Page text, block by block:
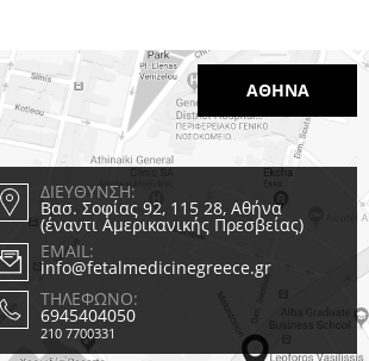
ΑΘΗΝΑ
ΔΙΕΥΘΥΝΣΗ:
Βασ. Σοφίας 92, 115 28, Αθήνα
(έναντι Αμερικανικής Πρεσβείας)
EMAIL:
info@fetalmedicinegreece.gr
ΤΗΛΕΦΩΝΟ:
6945404050
210 7700331